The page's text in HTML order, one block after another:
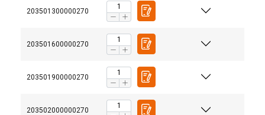
203501300000270
203501600000270
203501900000270
203502000000270
Droša un pārbaudīta: